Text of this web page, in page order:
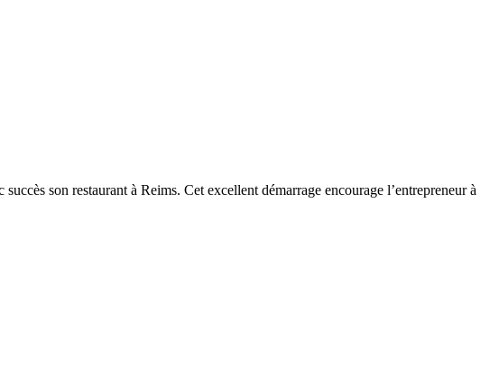
son restaurant à Reims. Cet excellent démarrage encourage l’entrepreneur à